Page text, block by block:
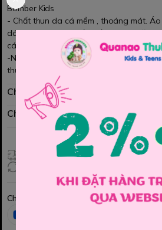
Bomber Kids
- Chất thun da cá mềm , thoáng mát.
dáng phong cách rất thế thao và năng
các Mom ạ
-Nút bấm dễ dàng sử dụng. Màu sắc
thương
Chính sách mua hàng
Chính sách đổi hàng
Giao hàng toàn quốc
Chia sẻ